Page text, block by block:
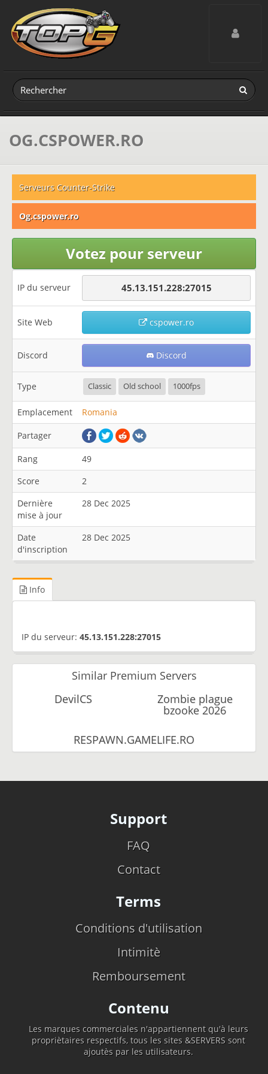
Toggle
OG.CSPOWER.RO
Serveurs Counter-Strike
Og.cspower.ro
Votez pour serveur
IP du serveur 45.13.151.228:27015
Site Web cspower.ro
Discord Discord
Type Classic Old school 1000fps
Emplacement Romania
Partager
Rang
49
Score
2
Dernière
mise à jour
28 Dec 2025
Date
d'inscription
28 Dec 2025
Info
IP du serveur: 45.13.151.228:27015
Similar Premium Servers
DevilCS
Zombie plague
bzooke 2026
RESPAWN.GAMELIFE.RO
Support
FAQ
Contact
Terms
Conditions d'utilisation
Intimitè
Remboursement
Contenu
Les marques commerciales n'appartiennent qu'à leurs
propriètaires respectifs, tous les sites &SERVERS sont
ajoutès par les utilisateurs.